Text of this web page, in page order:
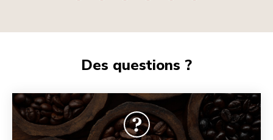
Des questions ?